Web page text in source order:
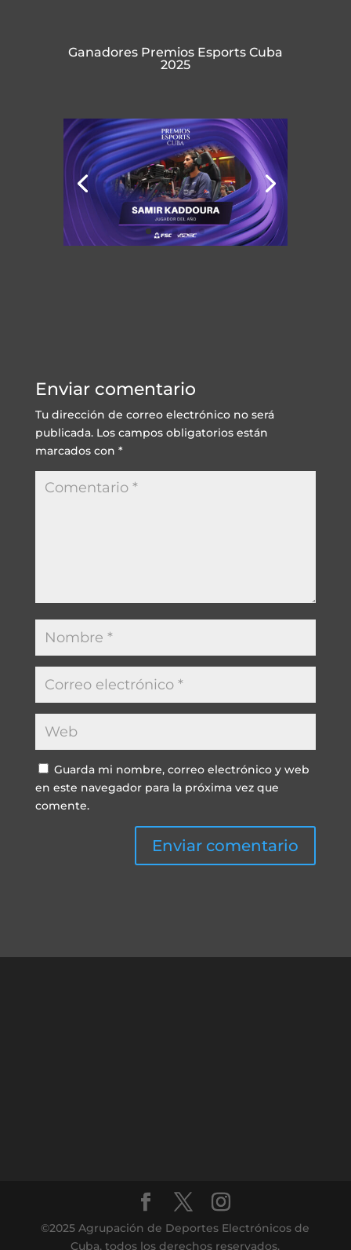
Ganadores Premios Esports Cuba
2025
Enviar comentario
Tu dirección de correo electrónico no será
publicada. Los campos obligatorios están
marcados con *
Guarda mi nombre, correo electrónico y web
en este navegador para la próxima vez que
comente.
©2025 Agrupación de Deportes Electrónicos de
Cuba, todos los derechos reservados.